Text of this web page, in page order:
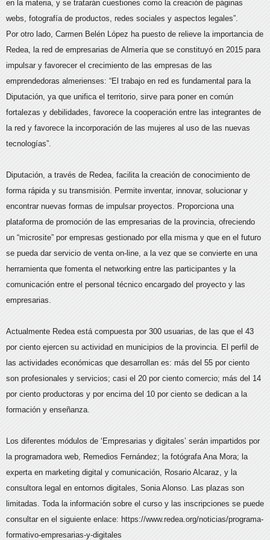
en la materia, y se tratarán cuestiones como la creación de páginas
webs, fotografía de productos, redes sociales y aspectos legales”.
Por otro lado, Carmen Belén López ha puesto de relieve la importancia de
Redea, la red de empresarias de Almería que se constituyó en 2015 para
impulsar y favorecer el crecimiento de las empresas de las
emprendedoras almerienses: “El trabajo en red es fundamental para la
Diputación, ya que unifica el territorio, sirve para poner en común
fortalezas y debilidades, favorece la cooperación entre las integrantes de
la red y favorece la incorporación de las mujeres al uso de las nuevas
tecnologías”.
Diputación, a través de Redea, facilita la creación de conocimiento de
forma rápida y su transmisión. Permite inventar, innovar, solucionar y
encontrar nuevas formas de impulsar proyectos. Proporciona una
plataforma de promoción de las empresarias de la provincia, ofreciendo
un “microsite” por empresas gestionado por ella misma y que en el futuro
se pueda dar servicio de venta on-line, a la vez que se convierte en una
herramienta que fomenta el networking entre las participantes y la
comunicación entre el personal técnico encargado del proyecto y las
empresarias.
Actualmente Redea está compuesta por 300 usuarias, de las que el 43
por ciento ejercen su actividad en municipios de la provincia. El perfil de
las actividades económicas que desarrollan es: más del 55 por ciento
son profesionales y servicios; casi el 20 por ciento comercio; más del 14
por ciento productoras y por encima del 10 por ciento se dedican a la
formación y enseñanza.
Los diferentes módulos de ‘Empresarias y digitales’ serán impartidos por
la programadora web, Remedios Fernández; la fotógrafa Ana Mora; la
experta en marketing digital y comunicación, Rosario Alcaraz, y la
consultora legal en entornos digitales, Sonia Alonso. Las plazas son
limitadas. Toda la información sobre el curso y las inscripciones se puede
consultar en el siguiente enlace: https://www.redea.org/noticias/programa-
formativo-empresarias-y-digitales